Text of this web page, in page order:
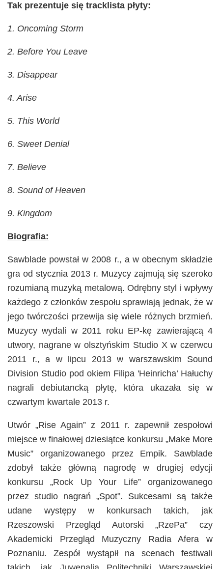
Tak prezentuje się tracklista płyty:
1. Oncoming Storm
2. Before You Leave
3. Disappear
4. Arise
5. This World
6. Sweet Denial
7. Believe
8. Sound of Heaven
9. Kingdom
Biografia:
Sawblade powstał w 2008 r., a w obecnym składzie
gra od stycznia 2013 r. Muzycy zajmują się szeroko
rozumianą muzyką metalową. Odrębny styl i wpływy
każdego z członków zespołu sprawiają jednak, że w
jego twórczości przewija się wiele różnych brzmień.
Muzycy wydali w 2011 roku EP-kę zawierającą 4
utwory, nagrane w olsztyńskim Studio X w czerwcu
2011 r., a w lipcu 2013 w warszawskim Sound
Division Studio pod okiem Filipa 'Heinricha’ Hałuchy
nagrali debiutancką płytę, która ukazała się w
czwartym kwartale 2013 r.
Utwór „Rise Again” z 2011 r. zapewnił zespołowi
miejsce w finałowej dziesiątce konkursu „Make More
Music” organizowanego przez Empik. Sawblade
zdobył także główną nagrodę w drugiej edycji
konkursu „Rock Up Your Life” organizowanego
przez studio nagrań „Spot”. Sukcesami są także
udane występy w konkursach takich, jak
Rzeszowski Przegląd Autorski „RzePa” czy
Akademicki Przegląd Muzyczny Radia Afera w
Poznaniu. Zespół wystąpił na scenach festiwali